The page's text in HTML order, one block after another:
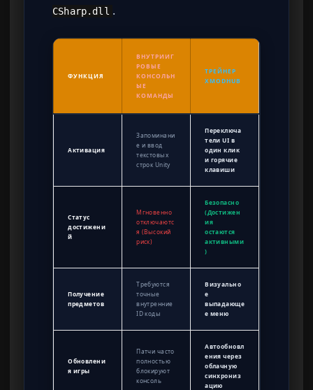
CSharp.dll .
ФУНКЦИЯ
ВНУТРИИГ
РОВЫЕ
КОНСОЛЬН
ЫЕ
КОМАНДЫ
ТРЕЙНЕР
XMODHUB
Активация
Запоминани
е и ввод
текстовых
строк Unity
Переключа
тели UI в
один клик
и горячие
клавиши
Статус
достижени
й
Мгновенно
отключаютс
я (Высокий
риск)
Безопасно
(Достижен
ия
остаются
активными
)
Получение
предметов
Требуются
точные
внутренние
ID коды
Визуально
е
выпадающе
е меню
Обновлени
я игры
Патчи часто
полностью
блокируют
консоль
Автообновл
ения через
облачную
синхрониз
ацию